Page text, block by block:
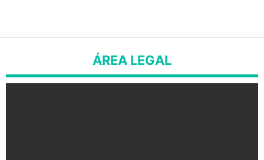
ÁREA LEGAL